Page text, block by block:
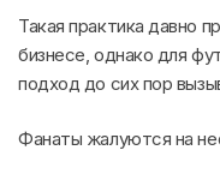
Такая практика давно
бизнесе, однако для
подход до сих пор
Фанаты жалуются на